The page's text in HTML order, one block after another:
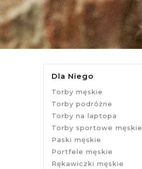
Dla Niego
Torby męskie
Torby podróżne
Torby na laptopa
Torby sportowe męskie
Paski męskie
Portfele męskie
Rękawiczki męskie